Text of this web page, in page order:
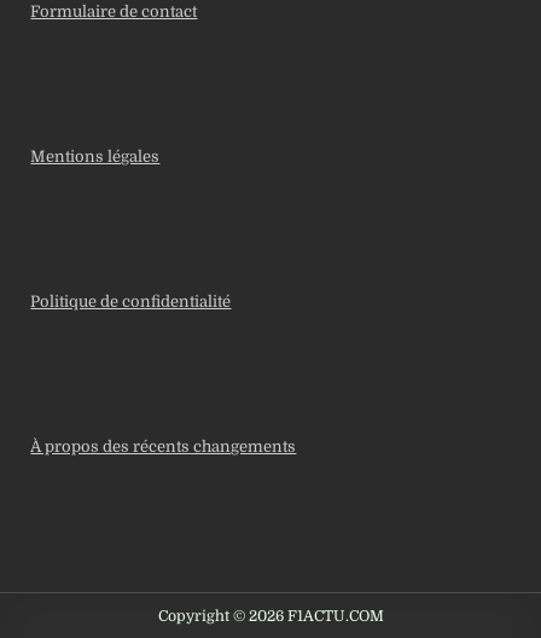
Formulaire de contact
Mentions légales
Politique de confidentialité
À propos des récents changements
Copyright © 2026 F1ACTU.COM